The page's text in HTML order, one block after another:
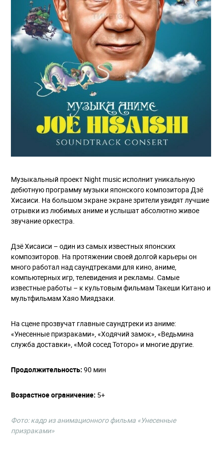
Музыкальный проект Night music исполнит уникальную
дебютную программу музыки японского композитора Дзё
Хисаиси. На большом экране экране зрители увидят лучшие
отрывки из любимых аниме и услышат абсолютно живое
звучание оркестра.
Дзё Хисаиси – один из самых известных японских
композиторов. На протяжении своей долгой карьеры он
много работал над саундтреками для кино, аниме,
компьютерных игр, телевидения и рекламы. Самые
известные работы – к культовым фильмам Такеши Китано и
мультфильмам Хаяо Миядзаки.
На сцене прозвучат главные саундтреки из аниме:
«Унесенные призраками», «Ходячий замок», «Ведьмина
служба доставки», «Мой сосед Тоторо» и многие другие.
Продолжительность: 90 мин
Возрастное ограничение: 5+
Фото: кадр из анимационного фильма «Унесенные
призраками»